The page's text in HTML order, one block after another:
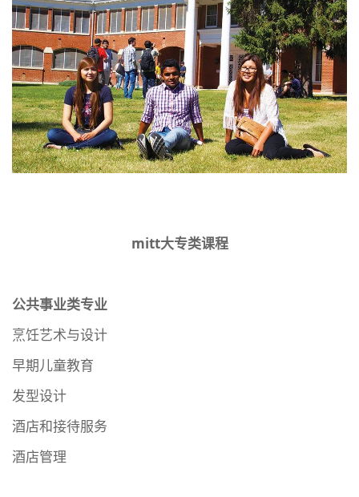
mitt大专类课程
公共事业类专业
烹饪艺术与设计
早期儿童教育
发型设计
酒店和接待服务
酒店管理